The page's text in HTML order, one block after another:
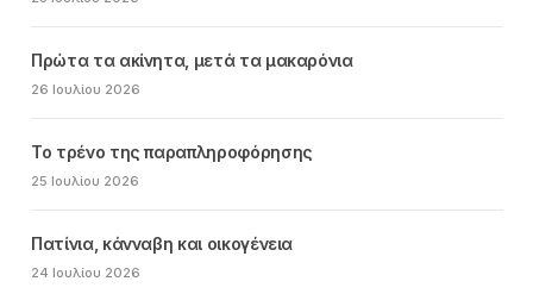
Πρώτα τα ακίνητα, μετά τα μακαρόνια
26 Ιουλίου 2026
Το τρένο της παραπληροφόρησης
25 Ιουλίου 2026
Πατίνια, κάνναβη και οικογένεια
24 Ιουλίου 2026